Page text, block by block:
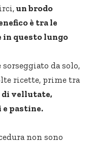
un brodo
è tra le
questo lungo
da solo,
ricette, prime tra
vellutate,
pastine.
non sono